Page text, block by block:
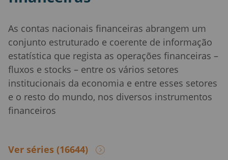
As contas nacionais financeiras abrangem um
conjunto estruturado e coerente de informação
estatística que regista as operações financeiras –
fluxos e stocks – entre os vários setores
institucionais da economia e entre esses setores
e o resto do mundo, nos diversos instrumentos
financeiros
Ver séries (16644)